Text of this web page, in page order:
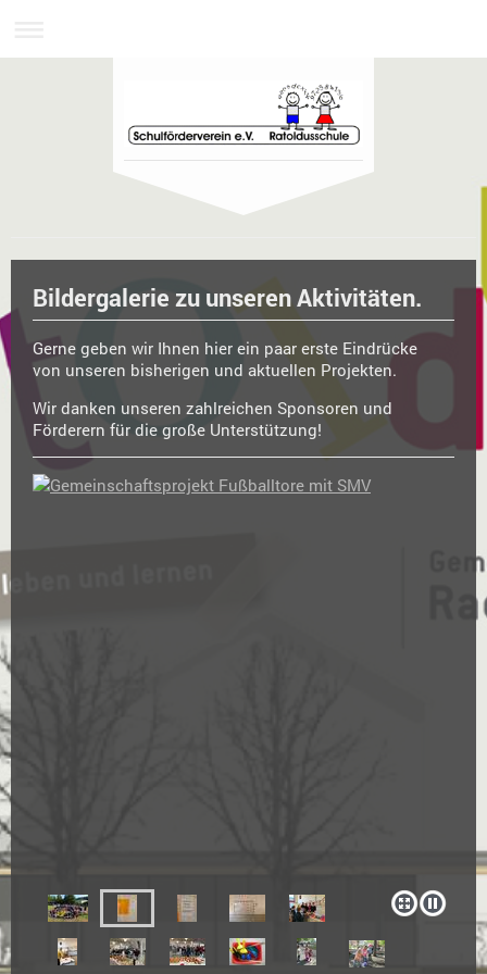
Bildergalerie zu unseren Aktivitäten.
Gerne geben wir Ihnen hier ein paar erste Eindrücke
von unseren bisherigen und aktuellen Projekten.
Wir danken unseren zahlreichen Sponsoren und
Förderern für die große Unterstützung!